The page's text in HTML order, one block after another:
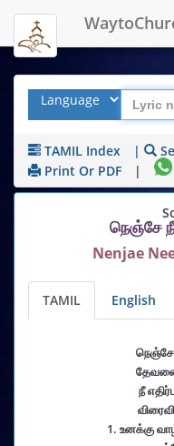
TAMIL Index |
Print Or PDF
|
நெஞ்சே
Nenjae
TAMIL English
நெஞ்சே
நீ
1. உனக்கு